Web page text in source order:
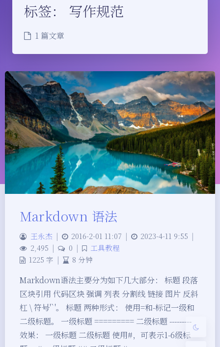
夜间模式
浅阴影 深阴影
关闭 日落 暗化 灰度
标签： 写作规范
1 篇文章
Markdown 语法
王永杰 | 2016-2-01 11:07 | 2023-4-11 9:55 |
2,495 | 0 |
工具教程
1225 字 | 8 分钟
Markdown语法主要分为如下几大部分： 标题 段落
区块引用 代码区块 强调 列表 分割线 链接 图片 反斜
杠 \ 符号'`'。 标题 两种形式： 使用=和-标记一级和
二级标题。 一级标题 ========= 二级标题 ---------
效果： 一级标题 二级标题 使用#，可表示1-6级标